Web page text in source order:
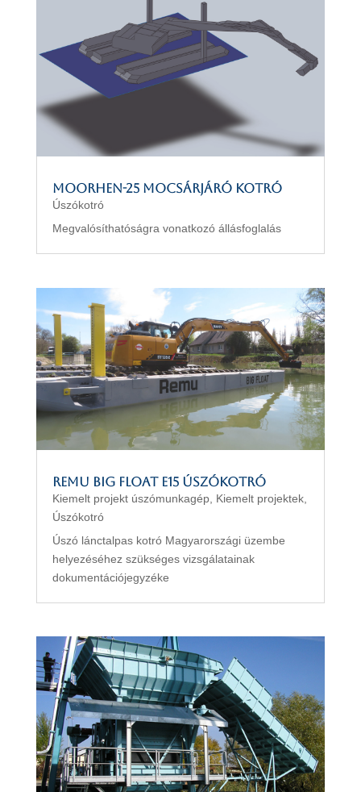
MOORHEN-25 mocsárjáró kotró
Úszókotró
Megvalósíthatóságra vonatkozó állásfoglalás
REMU Big Float E15 úszókotró
Kiemelt projekt úszómunkagép, Kiemelt projektek,
Úszókotró
Úszó lánctalpas kotró Magyarországi üzembe
helyezéséhez szükséges vizsgálatainak
dokumentációjegyzéke